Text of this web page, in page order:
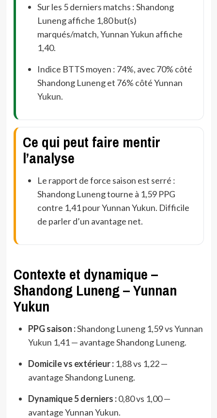
Sur les 5 derniers matchs : Shandong
Luneng affiche 1,80 but(s)
marqués/match, Yunnan Yukun affiche
1,40.
Indice BTTS moyen : 74%, avec 70% côté
Shandong Luneng et 76% côté Yunnan
Yukun.
Ce qui peut faire mentir
l’analyse
Le rapport de force saison est serré :
Shandong Luneng tourne à 1,59 PPG
contre 1,41 pour Yunnan Yukun. Difficile
de parler d’un avantage net.
Contexte et dynamique –
Shandong Luneng – Yunnan
Yukun
PPG saison :Shandong Luneng 1,59 vs Yunnan
Yukun 1,41 — avantage Shandong Luneng.
Domicile vs extérieur :1,88 vs 1,22 —
avantage Shandong Luneng.
Dynamique 5 derniers :0,80 vs 1,00 —
avantage Yunnan Yukun.